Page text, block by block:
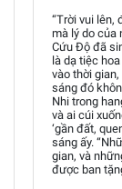
“Trời vui lên,
mà lý do của
Cứu Độ đã
là dạ tiệc
vào thời
sáng đó
Nhi trong
và ai cúi
‘gần đất,
sáng ấy.
gian, và
được ban